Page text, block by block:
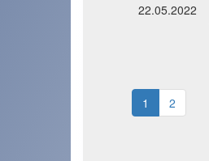
22.05.2022
1 2